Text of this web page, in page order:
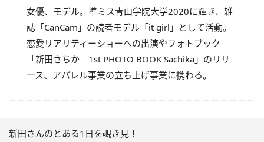
女優、モデル。準ミス青山学院大学2020に輝き、雑
誌「CanCam」の読者モデル「it girl」として活動。
恋愛リアリティーショーへの出演やフォトブック
「新田さちか 1st PHOTO BOOK Sachika」のリリ
ース、アパレル事業の立ち上げ事業に携わる。
新田さんのとある1日を覗き見！